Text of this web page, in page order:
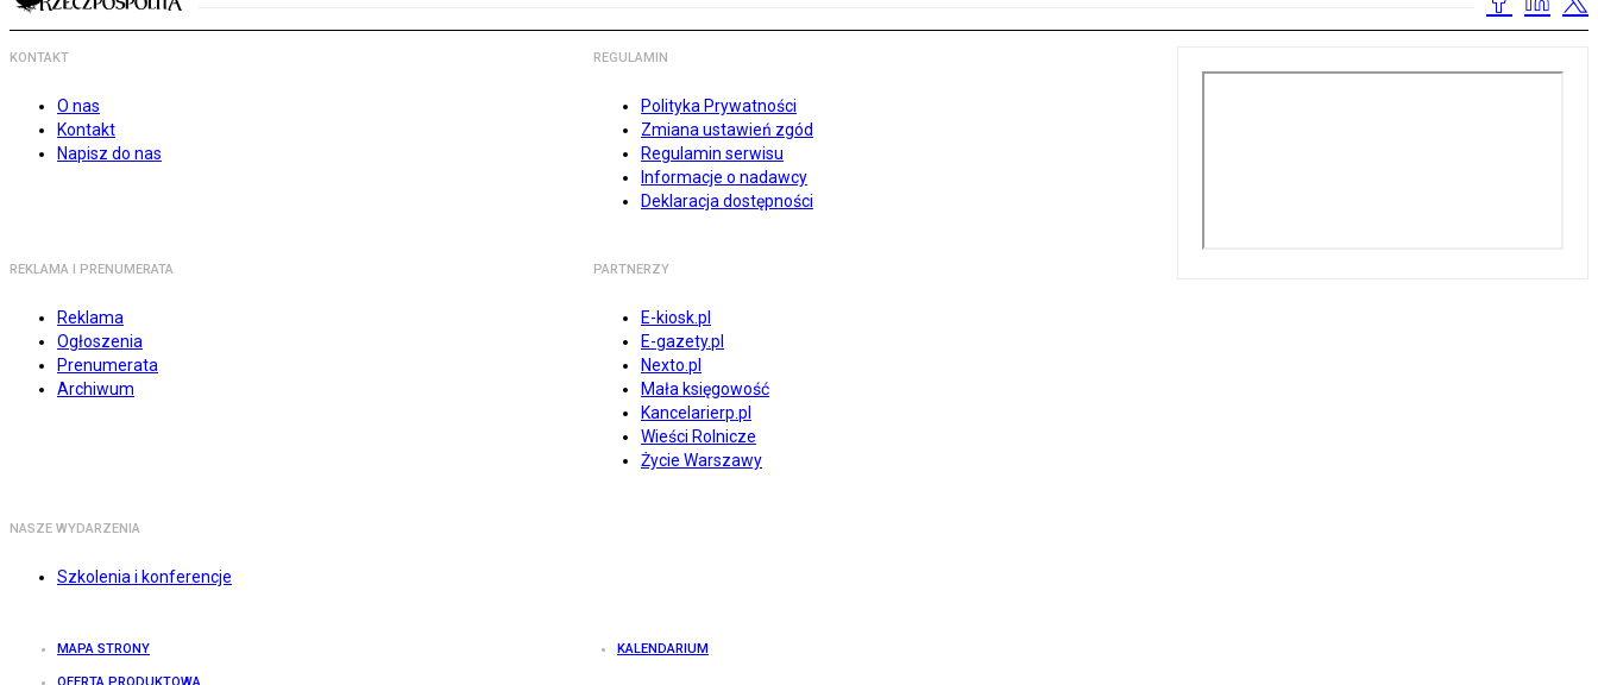
KONTAKT
O nas
Kontakt
Napisz do nas
REGULAMIN
Polityka Prywatności
Zmiana ustawień zgód
Regulamin serwisu
Informacje o nadawcy
Deklaracja dostępności
REKLAMA I PRENUMERATA
Reklama
Ogłoszenia
Prenumerata
Archiwum
PARTNERZY
E-kiosk.pl
E-gazety.pl
Nexto.pl
Mała księgowość
Kancelarierp.pl
Wieści Rolnicze
Życie Warszawy
NASZE WYDARZENIA
Szkolenia i konferencje
MAPA STRONY KALENDARIUM